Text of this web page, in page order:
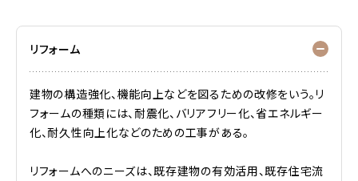
リフォーム
建物の構造強化、機能向上などを図るための改修をいう。リ
フォームの種類には、耐震化、バリアフリー化、省エネルギー
化、耐久性向上化などのための工事がある。
リフォームへのニーズは、既存建物の有効活用、既存住宅流